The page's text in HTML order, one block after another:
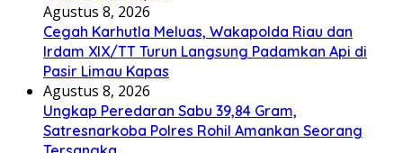
Agustus 8, 2026
Cegah Karhutla Meluas, Wakapolda Riau dan
Irdam XIX/TT Turun Langsung Padamkan Api di
Pasir Limau Kapas
Agustus 8, 2026
Ungkap Peredaran Sabu 39,84 Gram,
Satresnarkoba Polres Rohil Amankan Seorang